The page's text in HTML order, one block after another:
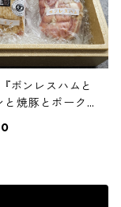
ボンレスハムと
と焼豚とポークウ